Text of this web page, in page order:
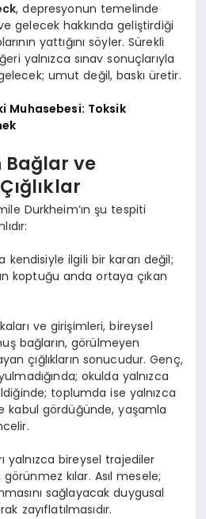
, depresyonun temelinde
gelecek hakkında geliştirdiği
yattığını söyler. Sürekli
yalnızca sınav sonuçlarıyla
umut değil, baskı üretir.
Muhasebesi: Toksik
Bağlar ve
Durkheim’ın şu tespiti
kendisiyle ilgili bir kararı değil;
koptuğu anda ortaya çıkan
ve girişimleri, bireysel
bağların, görülmeyen
çığlıkların sonucudur. Genç,
okulda yalnızca
toplumda ise yalnızca
kabul gördüğünde, yaşamla
yalnızca bireysel trajediler
kılar. Asıl mesele;
sağlayacak duygusal
zayıflatılmasıdır.